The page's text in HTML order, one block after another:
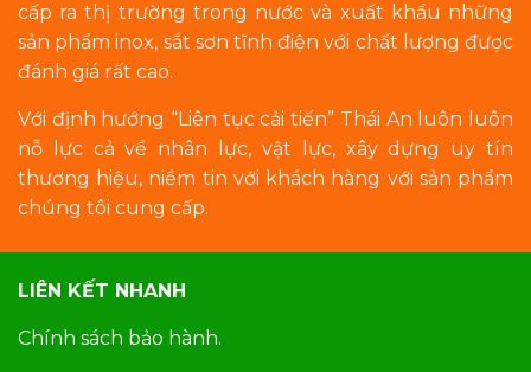
cấp ra thị trường trong nước và xuất khẩu những
sản phẩm inox, sắt sơn tĩnh điện với chất lượng được
đánh giá rất cao.
Với định hướng “Liên tục cải tiến” Thái An luôn luôn
nỗ lực cả về nhân lực, vật lực, xây dựng uy tín
thương hiệu, niềm tin với khách hàng với sản phẩm
chúng tôi cung cấp.
LIÊN KẾT NHANH
Chính sách bảo hành.